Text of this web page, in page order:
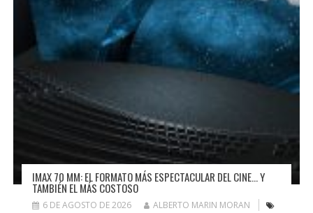
IMAX 70 MM: EL FORMATO MÁS ESPECTACULAR DEL CINE… Y
TAMBIÉN EL MÁS COSTOSO
6 DE AGOSTO DE 2026
ALBERTO MARIN MORAN